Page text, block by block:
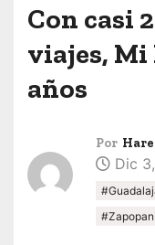
Con casi
viajes, Mi
años
Por
Dic
#Zapopan